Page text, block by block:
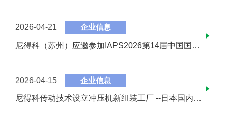
2026-04-21 企业信息
尼得科（苏州）应邀参加IAPS2026第14届中国国际汽车动力系统峰会
2026-04-15 企业信息
尼得科传动技术设立冲压机新组装工厂 --日本国内生产能力翻倍，扩充日本生产网点，推动全球供应网络优化--